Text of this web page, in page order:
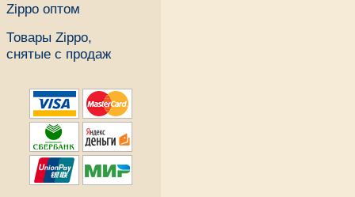
Zippo оптом
Товары Zippo,
снятые с продаж